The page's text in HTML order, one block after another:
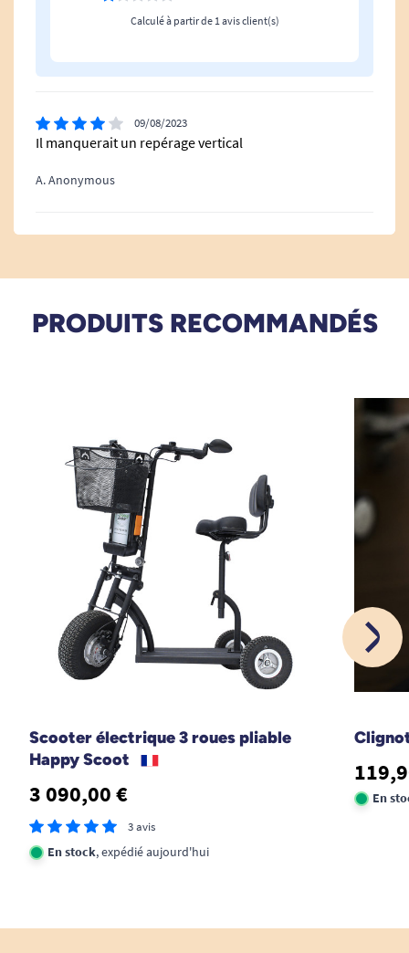
Calculé à partir de 1 avis client(s)
09/08/2023
Il manquerait un repérage vertical
A. Anonymous
PRODUITS RECOMMANDÉS
Scooter électrique 3 roues pliable
Happy Scoot
3 090,00 €
3 avis
En stock, expédié aujourd'hui
En